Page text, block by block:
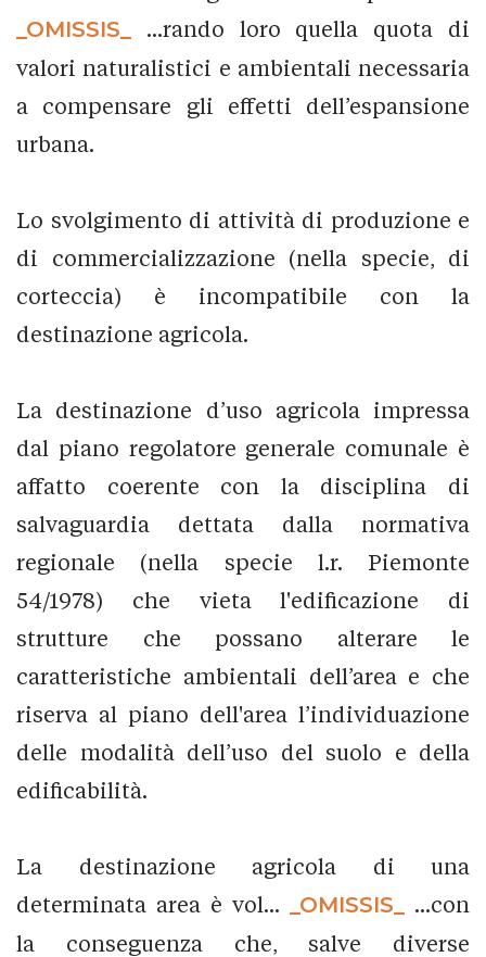
_OMISSIS_
...rando loro quella quota di
valori naturalistici e ambientali necessaria
a compensare gli effetti dell’espansione
urbana.
Lo svolgimento di attività di produzione e
di commercializzazione (nella specie, di
corteccia) è incompatibile con la
destinazione agricola.
La destinazione d’uso agricola impressa
dal piano regolatore generale comunale è
affatto coerente con la disciplina di
salvaguardia dettata dalla normativa
regionale (nella specie l.r. Piemonte
54/1978) che vieta l'edificazione di
strutture che possano alterare le
caratteristiche ambientali dell’area e che
riserva al piano dell'area l’individuazione
delle modalità dell’uso del suolo e della
edificabilità.
La destinazione agricola di una
determinata area è vol...
_OMISSIS_
...con
la conseguenza che, salve diverse